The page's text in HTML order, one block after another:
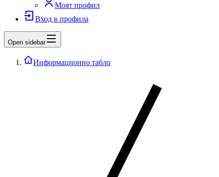
Моят профил
Вход в профила
Open sidebar
Информационно табло